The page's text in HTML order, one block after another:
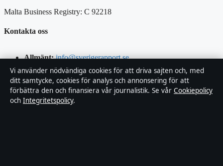
Malta Business Registry: C 92218
Kontakta oss
Allmänt: info@sverigerapport.se
editorial@sverigerapport.se
tips@sverigerapport.se
Vi använder nödvändiga cookies för att driva sajten och, med
ditt samtycke, cookies för analys och annonsering för att
förbättra den och finansiera vår journalistik. Se vår Cookiepolicy
och Integritetspolicy.